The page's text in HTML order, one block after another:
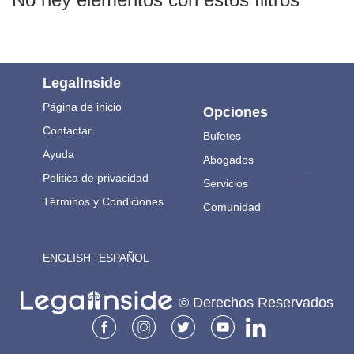
LegalInside
Página de inicio
Contactar
Ayuda
Politica de privacidad
Términos y Condiciones
ENGLISH ESPAÑOL
Opciones
Bufetes
Abogados
Servicios
Comunidad
.
© Derechos Reservados